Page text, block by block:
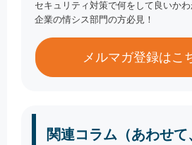
セキュリティ対策で何をして良いか
企業の情シス部門の方必見！
メルマガ登録はこ
関連コラム（あわせ